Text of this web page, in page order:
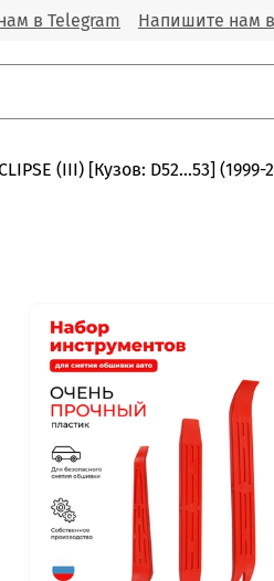
в Telegram Напишите нам
(III) [Кузов: D52...53] (1999-